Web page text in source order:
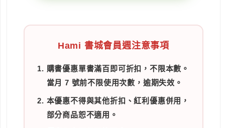
Hami 書城會員週注意事項
購書優惠單書滿百即可折扣，不限本數。
當月 7 號前不限使用次數，逾期失效。
本優惠不得與其他折扣、紅利優惠併用，
部分商品恕不適用。